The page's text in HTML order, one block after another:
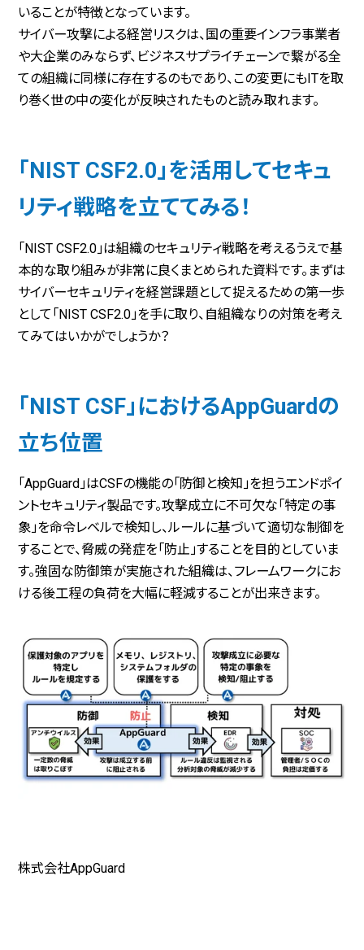
いることが特徴となっています。
サイバー攻撃による経営リスクは、国の重要インフラ事業者
や大企業のみならず、ビジネスサプライチェーンで繋がる全
ての組織に同様に存在するのもであり、この変更にもITを取
り巻く世の中の変化が反映されたものと読み取れます。
「NIST CSF2.0」を活用してセキュ
リティ戦略を立ててみる！
「NIST CSF2.0」は組織のセキュリティ戦略を考えるうえで基
本的な取り組みが非常に良くまとめられた資料です。まずは
サイバーセキュリティを経営課題として捉えるための第一歩
として「NIST CSF2.0」を手に取り、自組織なりの対策を考え
てみてはいかがでしょうか？
「NIST CSF」におけるAppGuardの
立ち位置
「AppGuard」はCSFの機能の「防御と検知」を担うエンドポイ
ントセキュリティ製品です。攻撃成立に不可欠な「特定の事
象」を命令レベルで検知し、ルールに基づいて適切な制御を
することで、脅威の発症を「防止」することを目的としていま
す。強固な防御策が実施された組織は、フレームワークにお
ける後工程の負荷を大幅に軽減することが出来きます。
株式会社AppGuard